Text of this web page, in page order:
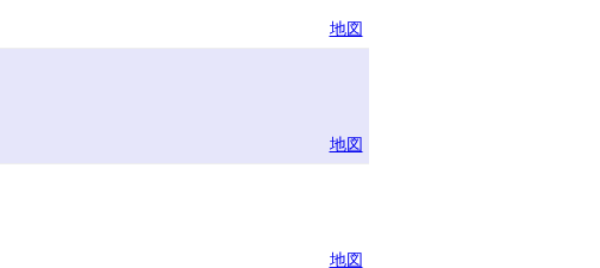
地図
地図
地図